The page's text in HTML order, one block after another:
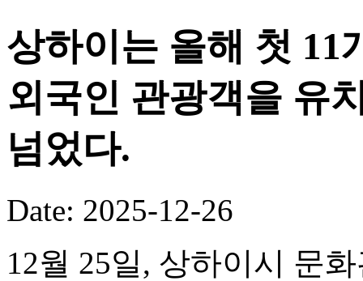
상하이는 올해 첫 11
외국인 관광객을 유
넘었다.
Date: 2025-12-26
12월 25일, 상하이시 문